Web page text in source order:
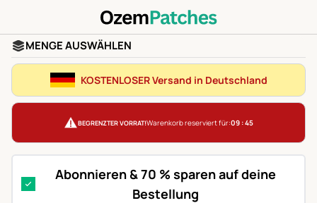
MENGE AUSWÄHLEN
KOSTENLOSER Versand in Deutschland
BEGRENZTER VORRAT!Warenkorb reserviert für:09 : 45
Abonnieren & 70 % sparen auf deine
Bestellung